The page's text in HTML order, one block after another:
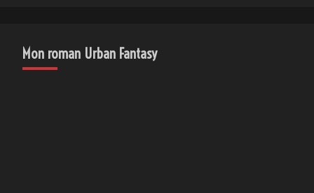
Mon roman Urban Fantasy